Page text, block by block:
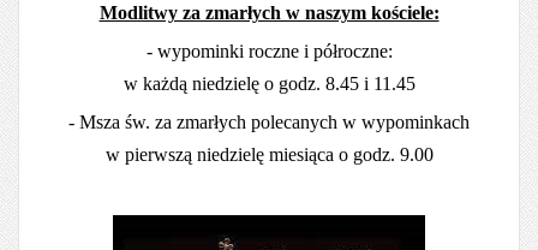
Modlitwy za zmarłych w naszym kościele:
- wypominki roczne i półroczne:
w każdą niedzielę o godz. 8.45 i 11.45
- Msza św. za zmarłych polecanych w wypominkach
w pierwszą niedzielę miesiąca o godz. 9.00